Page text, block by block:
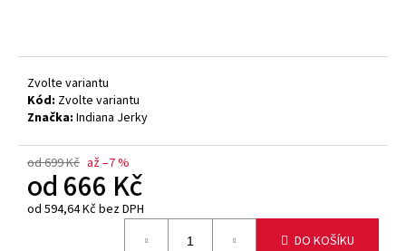
Zvolte variantu
Kód: Zvolte variantu
Značka: Indiana Jerky
od 699 Kč až –7 %
od666 Kč
od 594,64 Kčbez DPH
DO KOŠÍKU
Kč
49
Kč